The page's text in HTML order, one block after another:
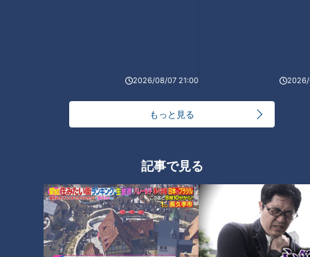
2026/08/07 21:00 2026/
もっと見る
記事で見る
＜音が聞こえるメカニズム＞
耳から入ってきた音は、鼓膜を振動させその振動が耳の奥にあ
る渦巻き状の「蝸牛」という器官に伝わります。蝸牛で振動は
電気信号に変換され、脳で音として感じる事ができるそうで